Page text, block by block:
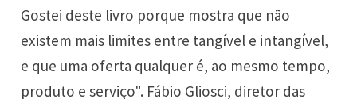
Gostei deste livro porque mostra que não
existem mais limites entre tangível e intangível,
e que uma oferta qualquer é, ao mesmo tempo,
produto e serviço". Fábio Gliosci, diretor das